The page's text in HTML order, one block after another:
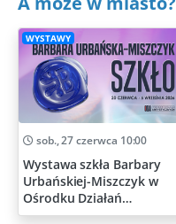
WYSTAWY
sob., 27 czerwca 10:00
Wystawa szkła Barbary
Urbańskiej-Miszczyk w
Ośrodku Działań
Artystycznych